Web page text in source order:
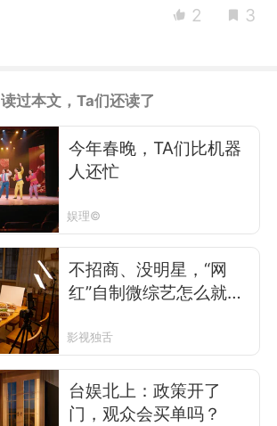
2 3
读过本文，Ta们还读了
今年春晚，TA们比机器
人还忙
娱理©
不招商、没明星，“网
红”自制微综艺怎么就爆
影视独舌
台娱北上：政策开了
门，观众会买单吗？